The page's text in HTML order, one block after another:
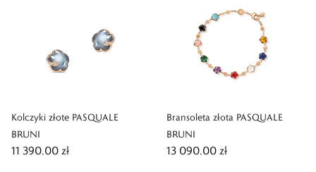
Kolczyki złote PASQUALE
BRUNI
11 390,00 zł
Bransoleta złota PASQUALE
BRUNI
13 090,00 zł